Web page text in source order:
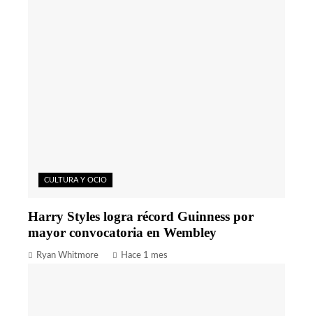
CULTURA Y OCIO
Harry Styles logra récord Guinness por
mayor convocatoria en Wembley
Ryan Whitmore Hace 1 mes